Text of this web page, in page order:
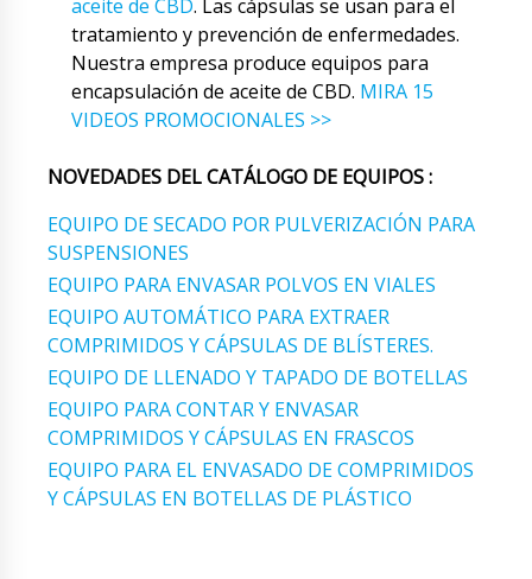
aceite de CBD. Las cápsulas se usan para el
tratamiento y prevención de enfermedades.
Nuestra empresa produce equipos para
encapsulación de aceite de CBD. MIRA 15
VIDEOS PROMOCIONALES >>
NOVEDADES DEL CATÁLOGO DE EQUIPOS :
EQUIPO DE SECADO POR PULVERIZACIÓN PARA
SUSPENSIONES
EQUIPO PARA ENVASAR POLVOS EN VIALES
EQUIPO AUTOMÁTICO PARA EXTRAER
COMPRIMIDOS Y CÁPSULAS DE BLÍSTERES.
EQUIPO DE LLENADO Y TAPADO DE BOTELLAS
EQUIPO PARA CONTAR Y ENVASAR
COMPRIMIDOS Y CÁPSULAS EN FRASCOS
EQUIPO PARA EL ENVASADO DE COMPRIMIDOS
Y CÁPSULAS EN BOTELLAS DE PLÁSTICO